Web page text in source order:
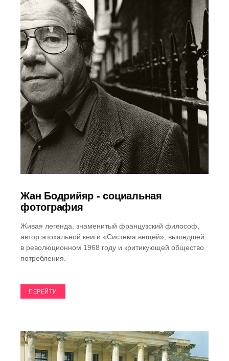
Жан Бодрийяр - социальная
фотография
Живая легенда, знаменитый французский философ,
автор эпохальной книги «Система вещей», вышедшей
в революционном 1968 году и критикующей общество
потребления.
ПЕРЕЙТИ